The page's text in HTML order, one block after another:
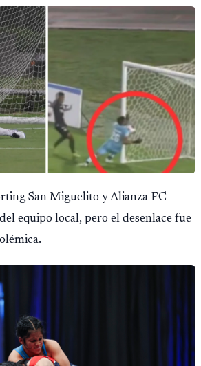
San Miguelito y Alianza FC
equipo local, pero el desenlace fue